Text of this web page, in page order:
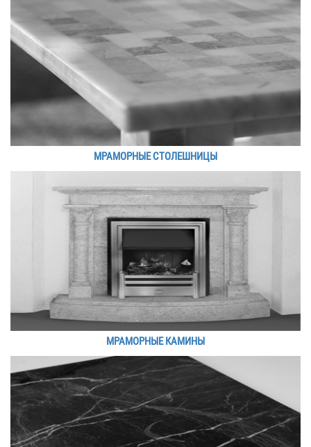
МРАМОРНЫЕ СТОЛЕШНИЦЫ
МРАМОРНЫЕ КАМИНЫ